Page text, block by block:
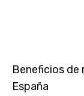
Beneficios de
España